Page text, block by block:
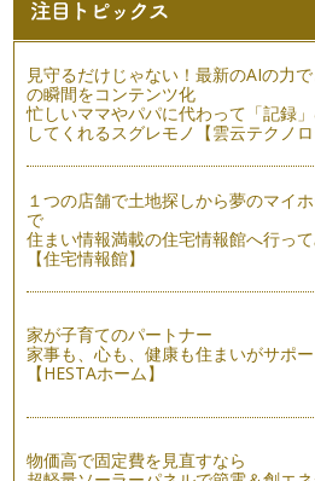
カウンセラーが考えるお産10の心得
【人は見通しがたたないと不安】に
二人目のお産は軽いというがなぜ？
よく「二人目のお産は軽い」なんて
しょうか？その理由を今回改めて考
助産師は字のごとく～ベテラン助産
助産師という文字を改めて見ると「
くまで助産師は助ける・サポートを
お産の時一番不安なのは誰？
初めてのお産で、一番不安なのは
でしょうか？もちろん、皆不安です
陣痛=痛い？お産の仕組みを主体的に
初めての出産を前にすると、陣痛
見守るだけじゃない！最新のAIの力
の瞬間をコンテンツ化
忙しいママやパパに代わって「記録」
してくれるスグレモノ【雲云テクノロ
１つの店舗で土地探しから夢のマイ
で
住まい情報満載の住宅情報館へ行って
【住宅情報館】
家が子育てのパートナー
家事も、心も、健康も住まいがサポー
【HESTAホーム】
物価高で固定費を見直すなら